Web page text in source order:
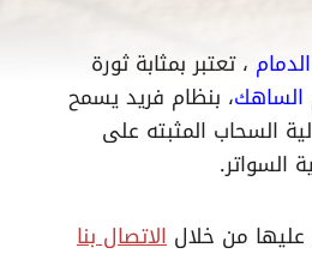
، تعتبر بمثابة ثورة
، بنظام فريد يسمح
السحاب المثبته على
السواتر.
عليها من خلال الاتصال بنا